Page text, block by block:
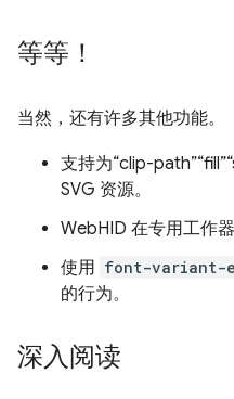
等等！
当然，还有许多其他功能。
支持为“clip-
SVG 资源。
WebHID 在专用工作
使用 font-variant-
的行为。
深入阅读